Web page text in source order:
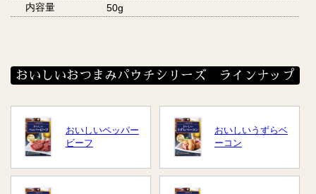
内容量 50g
おいしいおつまみパウチシリーズ ラインナップ
おいしいペッパー
ビーフ
おいしいうずらベ
ーコン